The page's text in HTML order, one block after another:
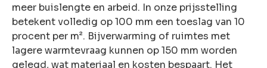
meer buislengte en arbeid. In onze prijsstelling
betekent volledig op 100 mm een toeslag van 10
procent per m². Bijverwarming of ruimtes met
lagere warmtevraag kunnen op 150 mm worden
gelegd, wat materiaal en kosten bespaart. Het